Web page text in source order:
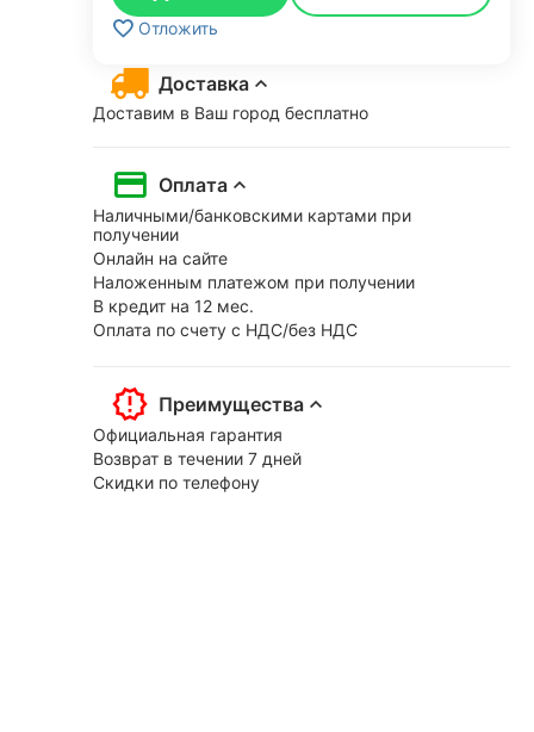
Отложить
Доставка
Доставим в Ваш город бесплатно
Оплата
Наличными/банковскими картами при
получении
Онлайн на сайте
Наложенным платежом при получении
В кредит на 12 мес.
Оплата по счету с НДС/без НДС
Преимущества
Официальная гарантия
Возврат в течении 7 дней
Скидки по телефону